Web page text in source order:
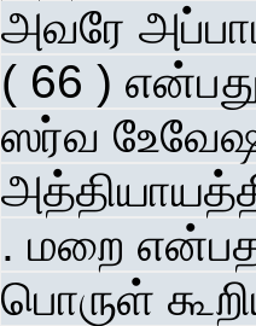
அவரே
( 66 )
ஸர்வ
. மறை
பொருள்